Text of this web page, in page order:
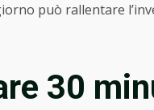
può rallentare
30